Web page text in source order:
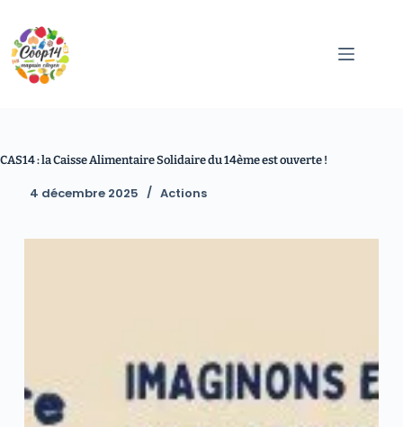
CAS14 : la Caisse Alimentaire Solidaire du 14ème est ouverte !
4 décembre 2025 Actions